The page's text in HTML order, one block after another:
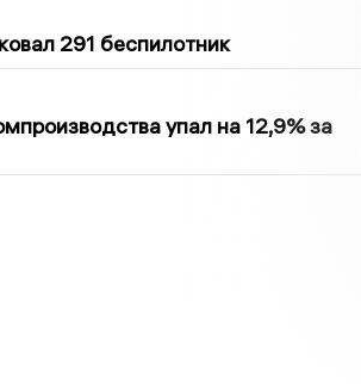
291 беспилотник
упал на 12,9% за